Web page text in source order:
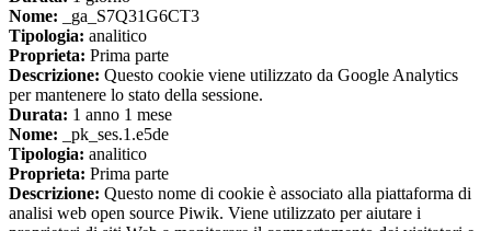
Nome: _ga_S7Q31G6CT3
Tipologia: analitico
Proprieta: Prima parte
Descrizione: Questo cookie viene utilizzato da Google Analytics
per mantenere lo stato della sessione.
Durata: 1 anno 1 mese
Nome: _pk_ses.1.e5de
Tipologia: analitico
Proprieta: Prima parte
Descrizione: Questo nome di cookie è associato alla piattaforma di
analisi web open source Piwik. Viene utilizzato per aiutare i